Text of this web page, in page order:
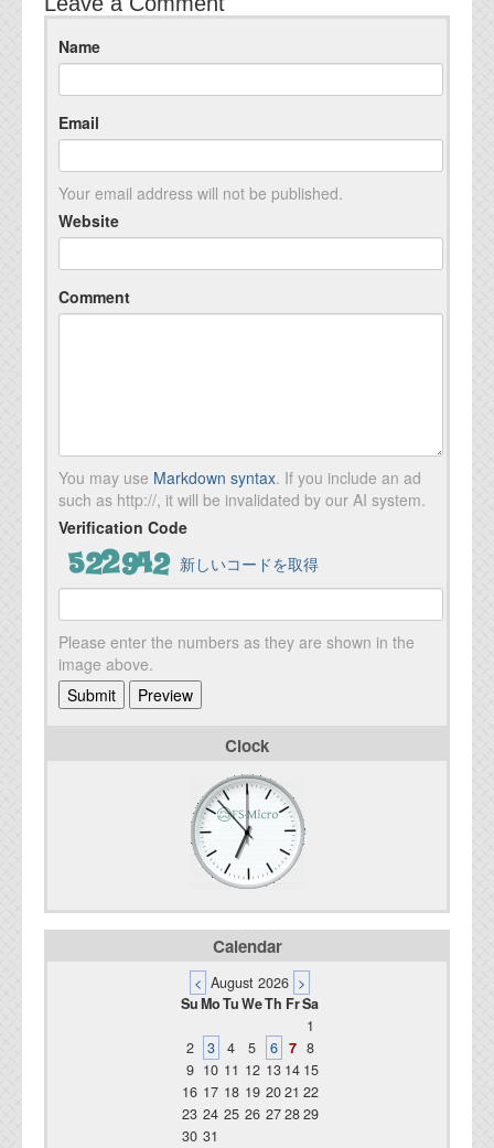
Name
Email
Your email address will not be published.
Website
Comment
You may use Markdown syntax. If you include an ad
such as http://, it will be invalidated by our AI system.
Verification Code
新しいコードを取得
Please enter the numbers as they are shown in the
image above.
Clock
Calendar
< August 2026 >
SuMoTuWeTh FrSa
1
2
3 4 5 6 7 8
9 10 11 12 13 14 15
16 17 18 19 2021 22
23 24 25 26 272829
30 31